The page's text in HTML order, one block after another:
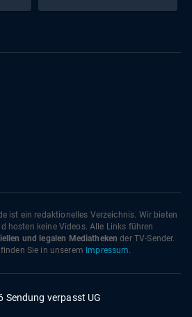
ist ein redaktionelles Verzeichnis. Wir bieten
hosten keine Videos. Alle Links führen
und legalen Mediatheken der TV-Sender.
Sie in unserem Impressum.
Sendung verpasst UG